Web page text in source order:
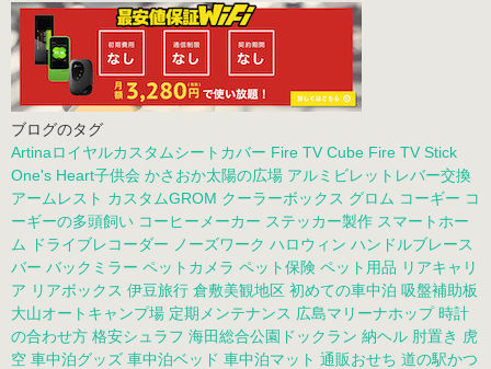
ブログのタグ
Artinaロイヤルカスタムシートカバー Fire TV Cube Fire TV Stick
One's Heart子供会 かさおか太陽の広場 アルミビレットレバー交換
アームレスト カスタムGROM クーラーボックス グロム コーギー コ
ーギーの多頭飼い コーヒーメーカー ステッカー製作 スマートホー
ム
ドライブレコーダー ノーズワーク ハロウィン ハンドルブレース
バー バックミラー ペットカメラ ペット保険 ペット用品 リアキャリ
ア リアボックス 伊豆旅行 倉敷美観地区 初めての車中泊 吸盤補助板
大山オートキャンプ場 定期メンテナンス 広島マリーナホップ 時計
の合わせ方 格安シュラフ 海田総合公園ドックラン 納ヘル 肘置き 虎
空 車中泊グッズ 車中泊ベッド 車中泊マット 通販おせち 道の駅かつ